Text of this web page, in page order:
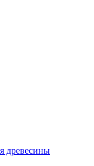
древесины